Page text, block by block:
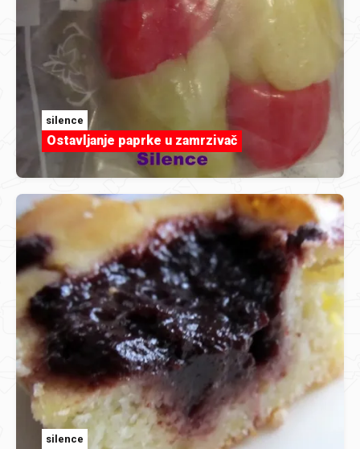
silence
Ostavljanje paprke u zamrzivač
silence